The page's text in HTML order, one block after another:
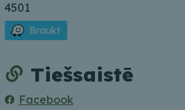
4501
Braukt
Tiešsaistē
Facebook